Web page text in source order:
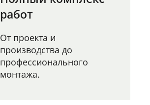
работ
От проекта и
производства до
профессионального
монтажа.